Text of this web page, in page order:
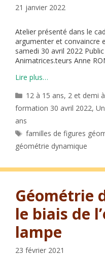
21 janvier 2022
Atelier présenté dans le
argumenter et convaincre
samedi 30 avril 2022
Animatrices.teurs Anne
Lire plus…
Catégories
12 à 15 ans, 2 et demi
formation 30 avril 2022,
ans
Étiquettes
familles de figures
géométrie dynamique
Géométrie
le biais de
lampe
23 février 2021